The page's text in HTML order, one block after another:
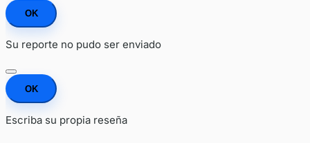
OK
Su reporte no pudo ser enviado
OK
Escriba su propia reseña